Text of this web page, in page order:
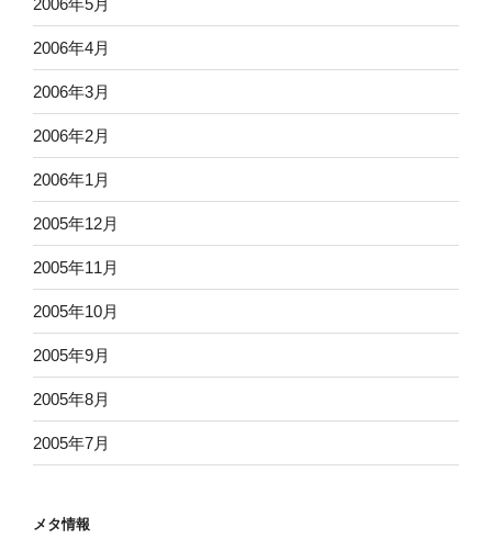
2006年4月
2006年3月
2006年2月
2006年1月
2005年12月
2005年11月
2005年10月
2005年9月
2005年8月
2005年7月
メタ情報